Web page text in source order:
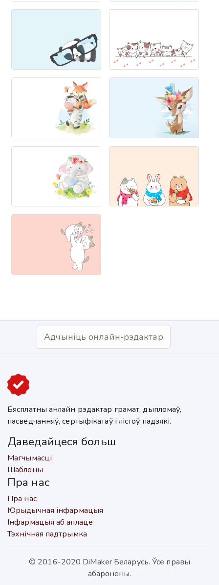
Адчыніць онлайн-рэдактар
Бясплатны анлайн рэдактар грамат, дыпломаў,
пасведчанняў, сертыфікатаў і лістоў падзякі.
Даведайцеся больш
Магчымасці
Шаблоны
Пра нас
Пра нас
Юрыдычная інфармацыя
Інфармацыя аб аплаце
Тэхнічная падтрымка
© 2016-2020 DiMaker Беларусь. Ўсе правы
абаронены.